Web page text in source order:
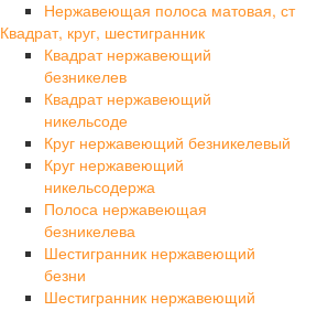
Нержавеющая полоса матовая, ст
Квадрат, круг, шестигранник
Квадрат нержавеющий
безникелев
Квадрат нержавеющий
никельсоде
Круг нержавеющий безникелевый
Круг нержавеющий
никельсодержа
Полоса нержавеющая
безникелева
Шестигранник нержавеющий
безни
Шестигранник нержавеющий